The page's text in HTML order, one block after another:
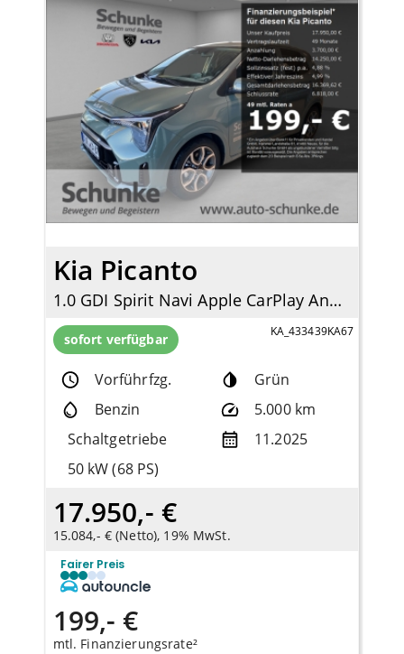
Kia Picanto
1.0 GDI Spirit Navi Apple CarPlay Android Auto Klimaautom DAB SHZ LenkradHZG
sofort verfügbar KA_433439KA67
Vorführfzg.
Grün
Benzin
5.000 km
Schaltgetriebe
11.2025
50 kW (68 PS)
17.950,- €
15.084,- € (Netto), 19% MwSt.
Fairer Preis
199,- €
mtl. Finanzierungsrate²